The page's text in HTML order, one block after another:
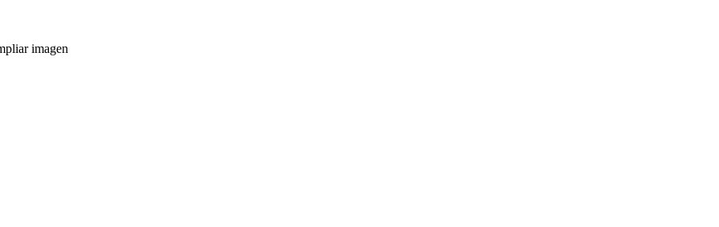
imagen